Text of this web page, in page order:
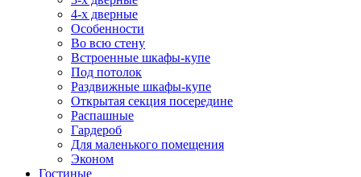
4-х дверные
Особенности
Во всю стену
Встроенные шкафы-купе
Под потолок
Раздвижные шкафы-купе
Открытая секция посередине
Распашные
Гардероб
Для маленького помещения
Эконом
Гостиные